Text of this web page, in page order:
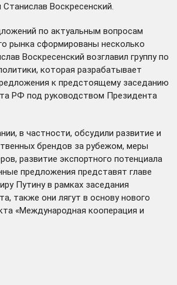
Воскресенский.
по актуальным вопросам
рынка сформированы несколько
Воскресенский возглавил группу по
которая разрабатывает
к предстоящему заседанию
РФ под руководством Президента
в частности, обсудили развитие и
брендов за рубежом, меры
развитие экспортного потенциала
предложения представят главе
Путину в рамках заседания
также они лягут в основу нового
«Международная кооперация и